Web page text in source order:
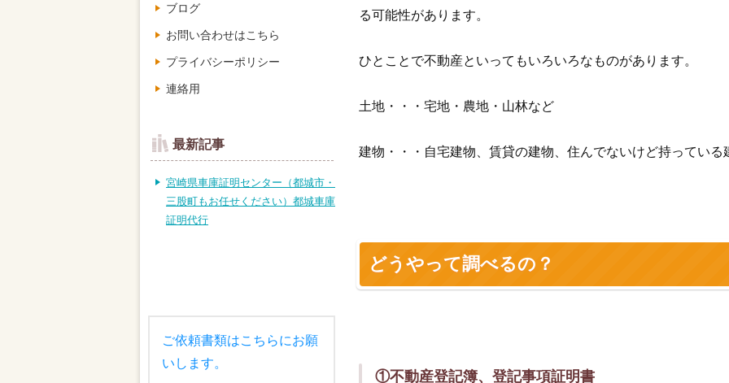
る可能性があります。
ひとことで不動産といってもいろいろなものがあります。
土地・・・宅地・農地・山林など
建物・・・自宅建物、賃貸の建物、住んでないけど持っている
どうやって調べるの？
①不動産登記簿、登記事項証明書
ブログ
お問い合わせはこちら
プライバシーポリシー
連絡用
最新記事
宮崎県車庫証明センター（都城市・
三股町もお任せください）都城車庫
証明代行
ご依頼書類はこちらにお願
いします。